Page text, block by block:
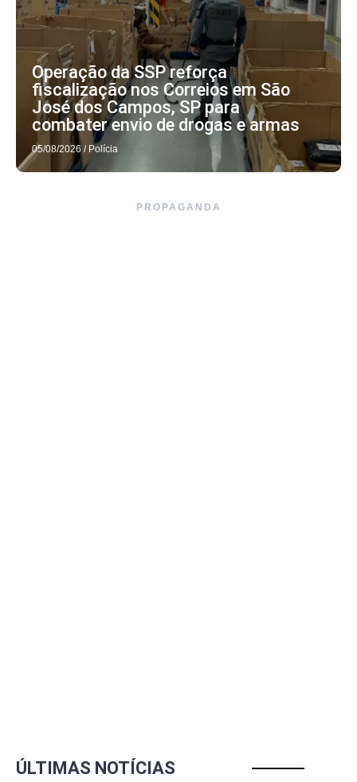
Operação da SSP reforça
fiscalização nos Correios em São
José dos Campos, SP para
combater envio de drogas e armas
05/08/2026 / Polícia
PROPAGANDA
ÚLTIMAS NOTÍCIAS